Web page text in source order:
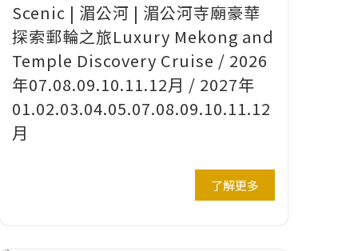
Scenic | 湄公河 | 湄公河寺廟豪華
探索郵輪之旅Luxury Mekong and
Temple Discovery Cruise / 2026
年07.08.09.10.11.12月 / 2027年
01.02.03.04.05.07.08.09.10.11.12
月
了解更多